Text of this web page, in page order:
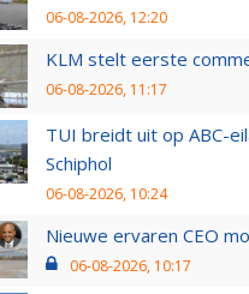
06-08-2026, 12:20
KLM stelt eerste
06-08-2026, 11:17
TUI breidt uit op ABC-
Schiphol
06-08-2026, 10:24
Nieuwe ervaren CEO
06-08-2026, 10:17